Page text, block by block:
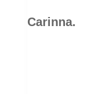
Carinna.